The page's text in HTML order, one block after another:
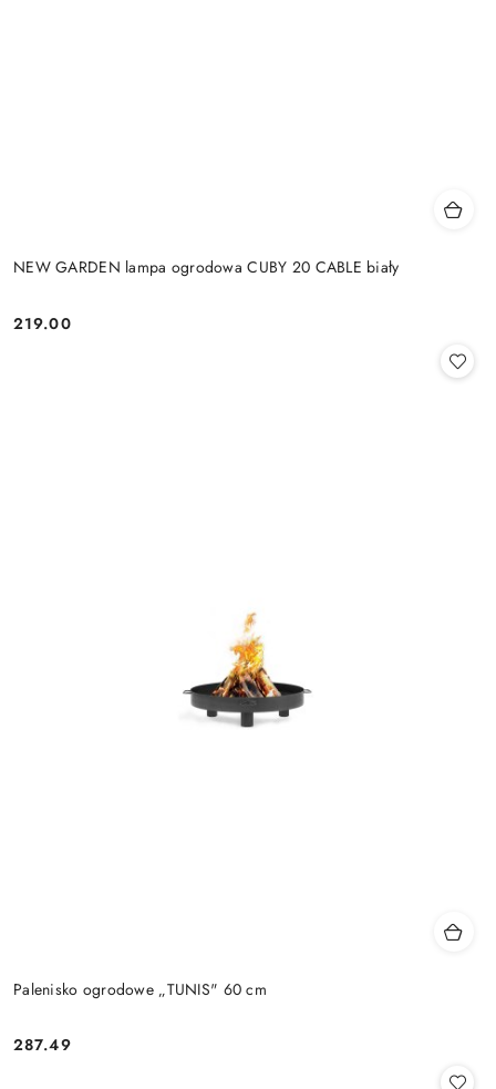
NEW GARDEN lampa ogrodowa CUBY 20 CABLE biały
Cena:
219.00
Palenisko ogrodowe „TUNIS" 60 cm
Cena:
287.49